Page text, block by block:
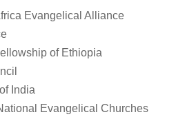
Evangelical Alliance
of Ethiopia
India
Evangelical Churches